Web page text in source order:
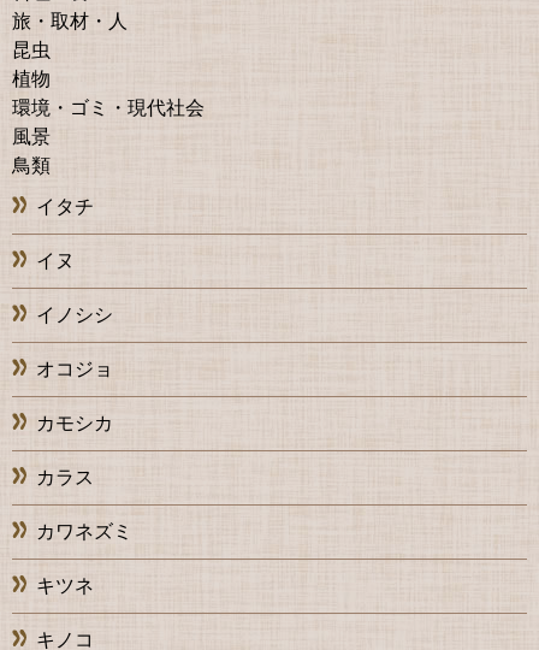
旅・取材・人
昆虫
植物
環境・ゴミ・現代社会
風景
鳥類
イタチ
イヌ
イノシシ
オコジョ
カモシカ
カラス
カワネズミ
キツネ
キノコ